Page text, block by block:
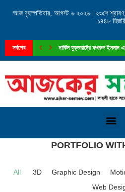
আজ বৃহস্পতিবার, আগস্ট ৬ ২০২৬ | ২৩শে শ্রাবণ,
১৪৪৮ হিজরি
সর্বশেষ ফেনী পৌরসভার ১নং ওয়ার্ড
PORTFOLIO
All 3D Graphic Design
Web